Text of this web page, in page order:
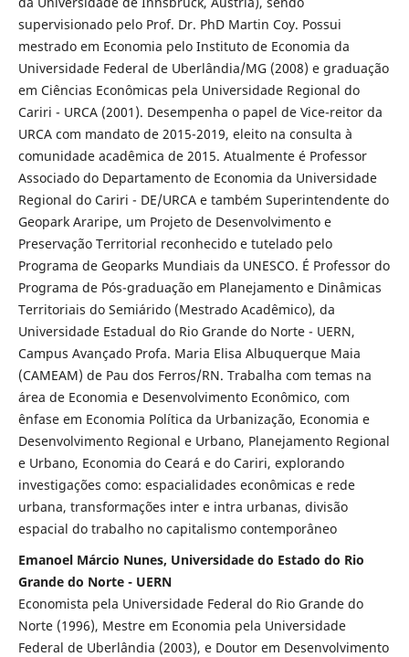
supervisionado pelo Prof. Dr. PhD Martin Coy. Possui
mestrado em Economia pelo Instituto de Economia da
Universidade Federal de Uberlândia/MG (2008) e graduação
em Ciências Econômicas pela Universidade Regional do
Cariri - URCA (2001). Desempenha o papel de Vice-reitor da
URCA com mandato de 2015-2019, eleito na consulta à
comunidade acadêmica de 2015. Atualmente é Professor
Associado do Departamento de Economia da Universidade
Regional do Cariri - DE/URCA e também Superintendente do
Geopark Araripe, um Projeto de Desenvolvimento e
Preservação Territorial reconhecido e tutelado pelo
Programa de Geoparks Mundiais da UNESCO. É Professor do
Programa de Pós-graduação em Planejamento e Dinâmicas
Territoriais do Semiárido (Mestrado Acadêmico), da
Universidade Estadual do Rio Grande do Norte - UERN,
Campus Avançado Profa. Maria Elisa Albuquerque Maia
(CAMEAM) de Pau dos Ferros/RN. Trabalha com temas na
área de Economia e Desenvolvimento Econômico, com
ênfase em Economia Política da Urbanização, Economia e
Desenvolvimento Regional e Urbano, Planejamento Regional
e Urbano, Economia do Ceará e do Cariri, explorando
investigações como: espacialidades econômicas e rede
urbana, transformações inter e intra urbanas, divisão
espacial do trabalho no capitalismo contemporâneo
Emanoel Márcio Nunes, Universidade do Estado do Rio
Grande do Norte - UERN
Economista pela Universidade Federal do Rio Grande do
Norte (1996), Mestre em Economia pela Universidade
Federal de Uberlândia (2003), e Doutor em Desenvolvimento